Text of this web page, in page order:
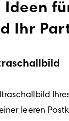
Ideen
Ihr
leeren